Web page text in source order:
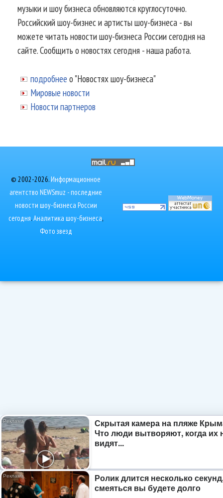
музыки и шоу бизнеса обновляются круглосуточно.
Российский шоу-бизнес и артисты шоу-бизнеса - вы
можете читать новости шоу-бизнеса России сегодня на
сайте. Сообщить о новостях сегодня - наша работа.
подробнее о "Новостях шоу-бизнеса"
Мировые новости
Новости партнеров
© 2002-2026.Информационное
агентство NEWSmuz - последние
новости шоу-бизнеса России
сегодня.Аналитика шоу-бизнеса,
Фото звезд
Скрытая камера на пляже
Что люди вытворяют, когда их
видят...
Ролик длится несколько
смеяться вы будете долго